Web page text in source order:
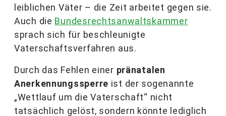
leiblichen Väter – die Zeit arbeitet gegen sie.
Auch die Bundesrechtsanwaltskammer
sprach sich für beschleunigte
Vaterschaftsverfahren aus.
Durch das Fehlen einer pränatalen
Anerkennungssperre ist der sogenannte
„Wettlauf um die Vaterschaft“ nicht
tatsächlich gelöst, sondern könnte lediglich